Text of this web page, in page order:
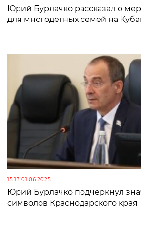
Юрий Бурлачко рассказал о
для многодетных семей на
15:13 01.06.2025
Юрий Бурлачко подчеркнул
символов Краснодарского края